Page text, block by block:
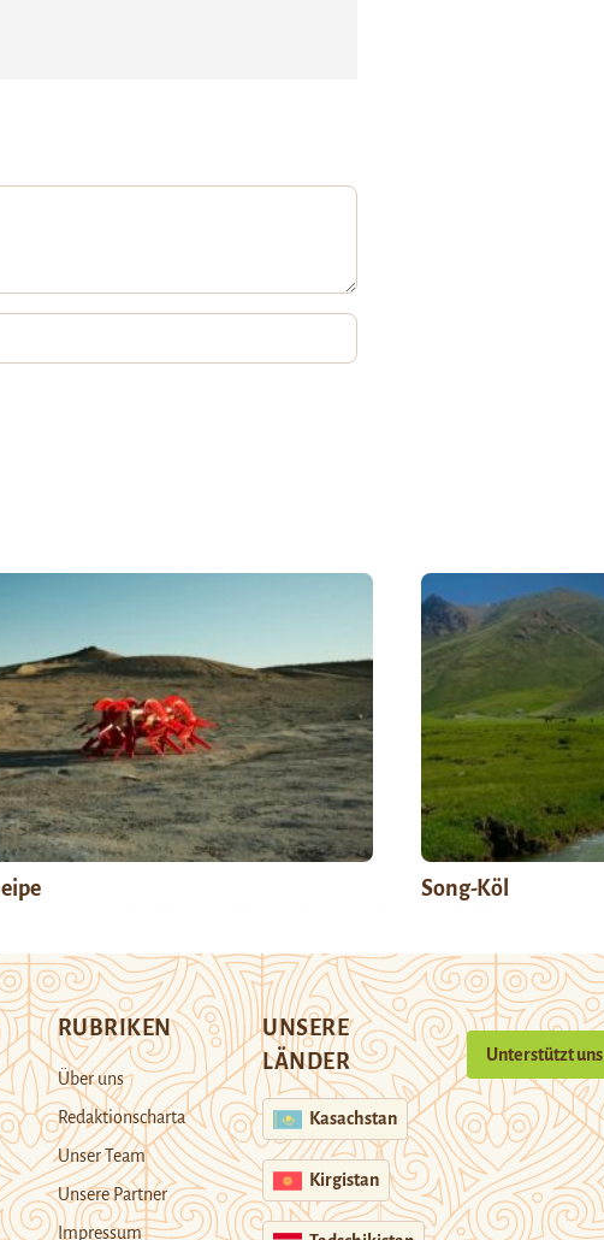
Song-Köl
RUBRIKEN
Über uns
Redaktionscharta
Unser Team
Unsere Partner
Impressum
UNSERE
LÄNDER
Kasachstan
Kirgistan
Unterstützt uns